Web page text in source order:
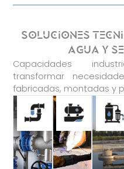
Soluciones
agua y
Capacidades
transformar
fabricadas, montadas y